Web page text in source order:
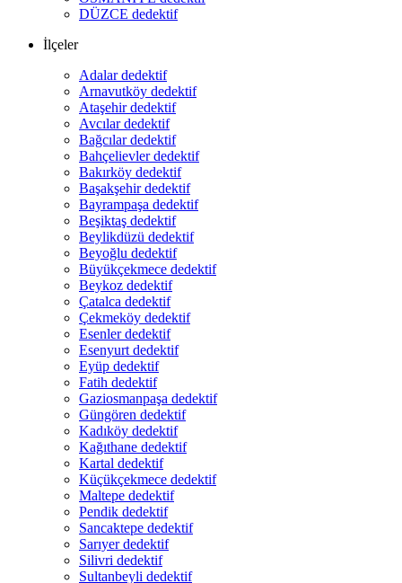
DÜZCE dedektif
İlçeler
Adalar dedektif
Arnavutköy dedektif
Ataşehir dedektif
Avcılar dedektif
Bağcılar dedektif
Bahçelievler dedektif
Bakırköy dedektif
Başakşehir dedektif
Bayrampaşa dedektif
Beşiktaş dedektif
Beylikdüzü dedektif
Beyoğlu dedektif
Büyükçekmece dedektif
Beykoz dedektif
Çatalca dedektif
Çekmeköy dedektif
Esenler dedektif
Esenyurt dedektif
Eyüp dedektif
Fatih dedektif
Gaziosmanpaşa dedektif
Güngören dedektif
Kadıköy dedektif
Kağıthane dedektif
Kartal dedektif
Küçükçekmece dedektif
Maltepe dedektif
Pendik dedektif
Sancaktepe dedektif
Sarıyer dedektif
Silivri dedektif
Sultanbeyli dedektif